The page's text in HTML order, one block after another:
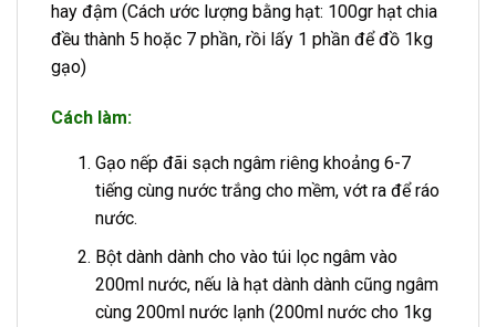
hay đậm (Cách ước lượng bằng hạt: 100gr hạt chia
đều thành 5 hoặc 7 phần, rồi lấy 1 phần để đồ 1kg
gạo)
Cách làm:
Gạo nếp đãi sạch ngâm riêng khoảng 6-7
tiếng cùng nước trắng cho mềm, vớt ra để ráo
nước.
Bột dành dành cho vào túi lọc ngâm vào
200ml nước, nếu là hạt dành dành cũng ngâm
cùng 200ml nước lạnh (200ml nước cho 1kg